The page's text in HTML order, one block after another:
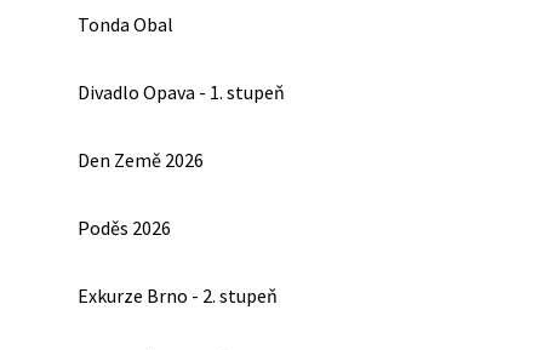
Tonda Obal
Divadlo Opava - 1. stupeň
Den Země 2026
Poděs 2026
Exkurze Brno - 2. stupeň